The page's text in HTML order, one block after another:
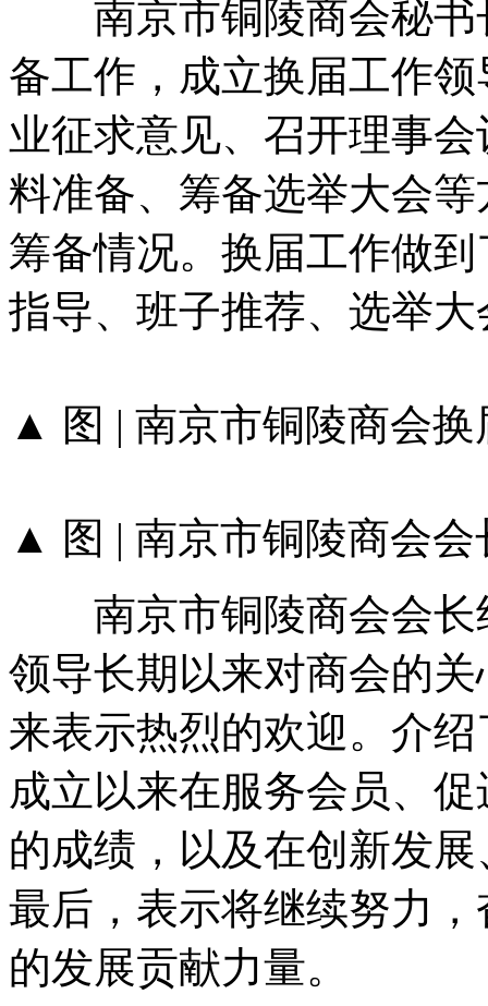
南京市铜陵商会秘书
备工作，成立换届工作
业征求意见、召开理事
料准备、筹备选举大会
筹备情况。换届工作做
指导、班子推荐、选举
▲ 图 | 南京市铜陵商会换
▲ 图 | 南京市铜陵商会会
南京市铜陵商会会长
领导长期以来对商会的
来表示热烈的欢迎。介
成立以来在服务会员、
的成绩，以及在创新发
最后，表示将继续努力
的发展贡献力量。